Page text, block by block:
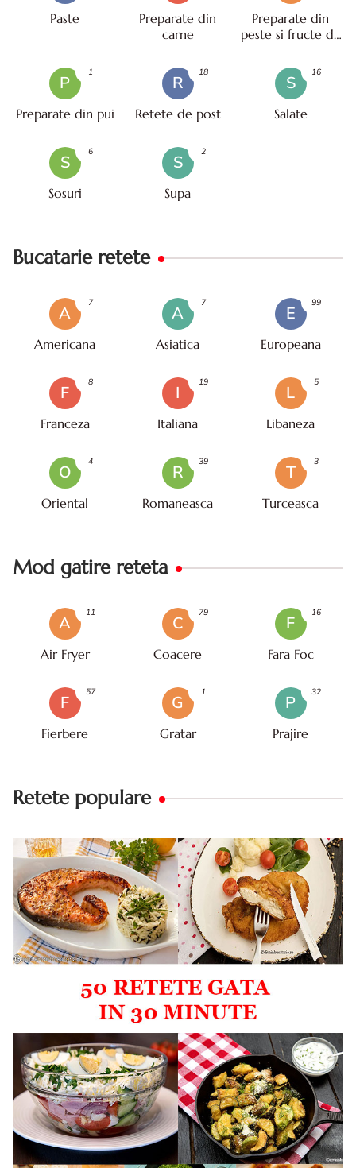
Paste
Preparate din
carne
Preparate din
peste si fructe de
P
Preparate din pui
1
R
Retete de post
18
S
Salate
16
S
Sosuri
6
S
Supa
2
Bucatarie retete
A
Americana
7
A
Asiatica
7
E
Europeana
99
F
Franceza
8
I
Italiana
19
L
Libaneza
5
O
Oriental
4
R
Romaneasca
39
T
Turceasca
3
Mod gatire reteta
A
Air Fryer
11
C
Coacere
79
F
Fara Foc
16
F
Fierbere
57
G
Gratar
1
P
Prajire
32
Retete populare